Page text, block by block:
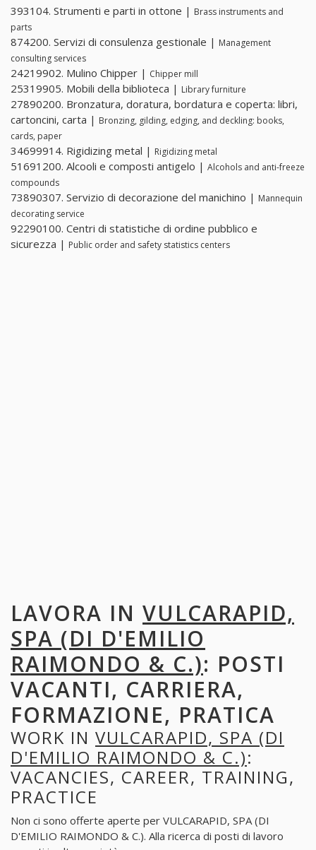
393104. Strumenti e parti in ottone | Brass instruments and
parts
874200. Servizi di consulenza gestionale | Management
consulting services
24219902. Mulino Chipper | Chipper mill
25319905. Mobili della biblioteca | Library furniture
27890200. Bronzatura, doratura, bordatura e coperta: libri,
cartoncini, carta | Bronzing, gilding, edging, and deckling: books,
cards, paper
34699914. Rigidizing metal | Rigidizing metal
51691200. Alcooli e composti antigelo | Alcohols and anti-freeze
compounds
73890307. Servizio di decorazione del manichino | Mannequin
decorating service
92290100. Centri di statistiche di ordine pubblico e
sicurezza | Public order and safety statistics centers
LAVORA IN VULCARAPID,
SPA (DI D'EMILIO
RAIMONDO & C.): POSTI
VACANTI, CARRIERA,
FORMAZIONE, PRATICA
WORK IN VULCARAPID, SPA (DI
D'EMILIO RAIMONDO & C.):
VACANCIES, CAREER, TRAINING,
PRACTICE
Non ci sono offerte aperte per VULCARAPID, SPA (DI
D'EMILIO RAIMONDO & C.). Alla ricerca di posti di lavoro